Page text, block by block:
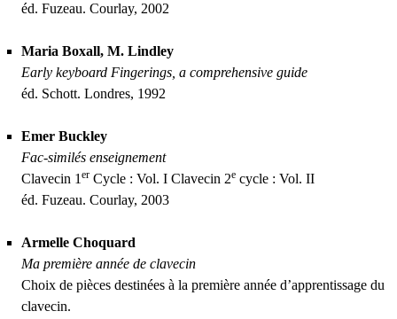
éd. Fuzeau. Courlay, 2002
Maria Boxall, M. Lindley
Early keyboard Fingerings, a comprehensive guide
éd. Schott. Londres, 1992
Emer Buckley
Fac-similés enseignement
Clavecin 1 er Cycle : Vol. I Clavecin 2e cycle : Vol. II
éd. Fuzeau. Courlay, 2003
Armelle Choquard
Ma première année de clavecin
Choix de pièces destinées à la première année d’apprentissage du
clavecin.